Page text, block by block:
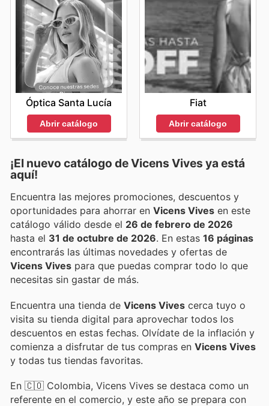
Óptica Santa Lucía
Abrir catálogo
Fiat
Abrir catálogo
¡El nuevo catálogo deVicens Vives ya está
aquí!
Encuentra las mejores promociones, descuentos y
oportunidades para ahorrar en Vicens Vives en este
catálogo válido desde el 26 de febrero de 2026
hasta el 31 de octubre de 2026 . En estas 16 páginas
encontrarás las últimas novedades y ofertas de
Vicens Vives para que puedas comprar todo lo que
necesitas sin gastar de más.
Encuentra una tienda de Vicens Vives cerca tuyo o
visita su tienda digital para aprovechar todos los
descuentos en estas fechas. Olvídate de la inflación y
comienza a disfrutar de tus compras en Vicens Vives
y todas tus tiendas favoritas.
En 🇨🇴 Colombia, Vicens Vives se destaca como un
referente en el comercio, y este año se prepara con